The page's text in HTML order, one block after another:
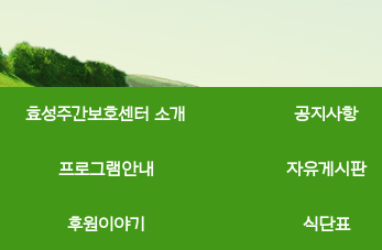
효성주간보호센터 소개 공지사항
프로그램안내 자유게시판
후원이야기 식단표